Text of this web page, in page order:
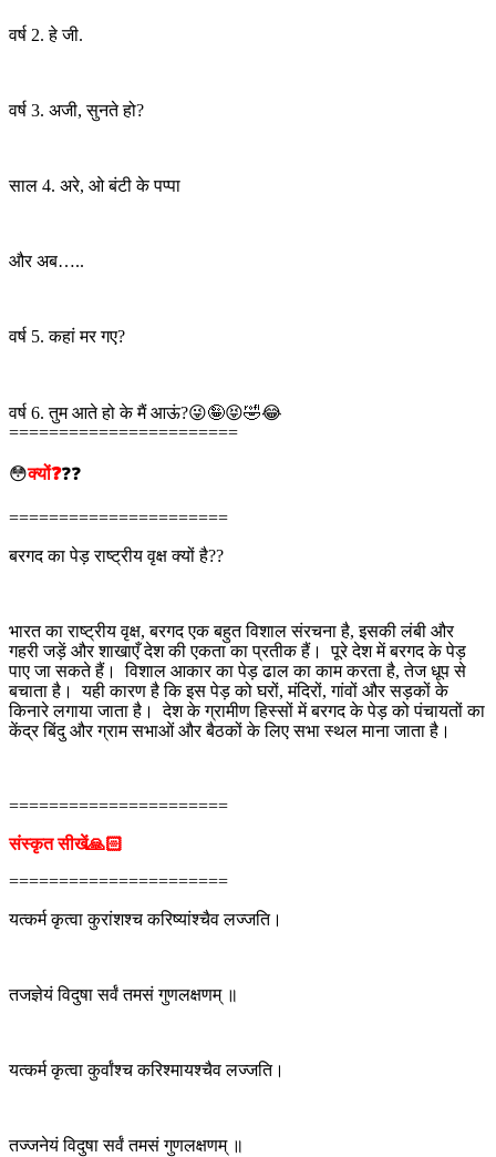
वर्ष 2. हे जी.
वर्ष 3. अजी, सुनते हो?
साल 4. अरे, ओ बंटी के पप्पा
और अब…..
वर्ष 5. कहां मर गए?
वर्ष 6. तुम आते हो के मैं आऊं?😜🤪😝🤣😂
=======================
😳क्यों❓❓❓
======================
बरगद का पेड़ राष्ट्रीय वृक्ष क्यों है??
भारत का राष्ट्रीय वृक्ष, बरगद एक बहुत विशाल संरचना है, इसकी लंबी और
गहरी जड़ें और शाखाएँ देश की एकता का प्रतीक हैं। पूरे देश में बरगद के पेड़
पाए जा सकते हैं। विशाल आकार का पेड़ ढाल का काम करता है, तेज धूप से
बचाता है। यही कारण है कि इस पेड़ को घरों, मंदिरों, गांवों और सड़कों के
किनारे लगाया जाता है। देश के ग्रामीण हिस्सों में बरगद के पेड़ को पंचायतों का
केंद्र बिंदु और ग्राम सभाओं और बैठकों के लिए सभा स्थल माना जाता है।
======================
संस्कृत सीखें🙏🏻
======================
यत्कर्म कृत्वा कुरांशश्च करिष्यांश्चैव लज्जति।
तजज्ञेयं विदुषा सर्वं तमसं गुणलक्षणम् ॥
यत्कर्म कृत्वा कुर्वांश्च करिश्मायश्चैव लज्जति।
तज्जनेयं विदुषा सर्वं तमसं गुणलक्षणम् ॥